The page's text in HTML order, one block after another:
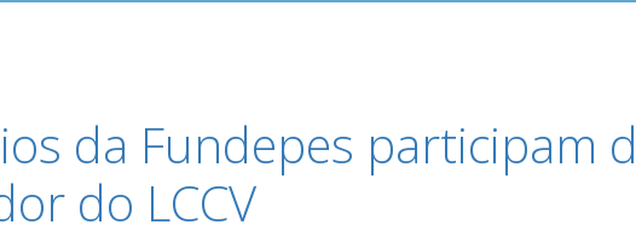
da Fundepes participam
do LCCV